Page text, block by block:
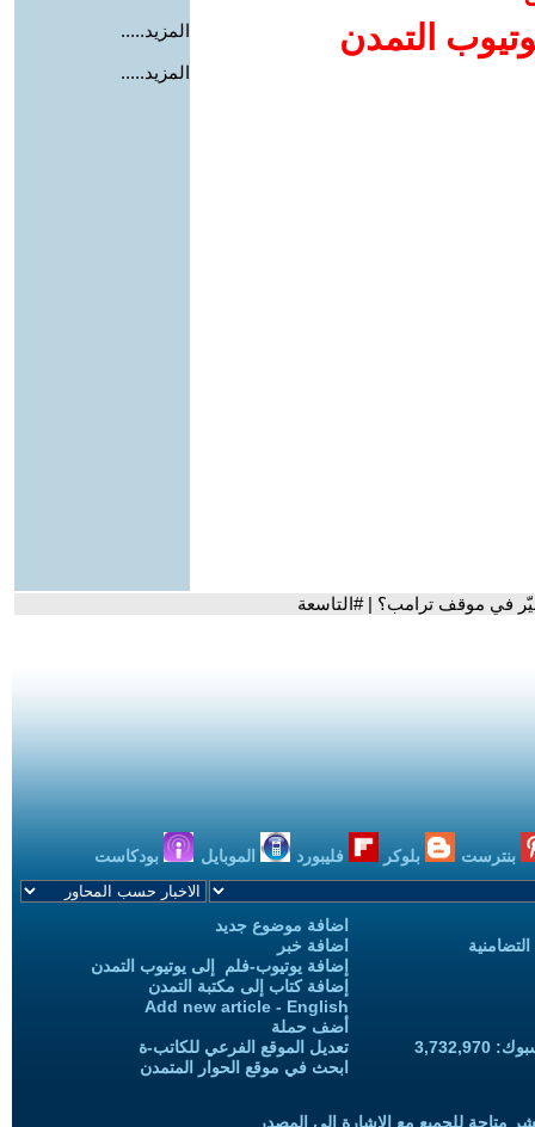
التمدن
المزيد.....
المزيد.....
في موقف ترامب؟ | #التاسعة
بنترست بلوكر فليبورد الموبايل بودكاست
اضافة موضوع جديد
اضافة خبر
إضافة يوتيوب-فلم إلى يوتيوب التمدن
إضافة كتاب إلى مكتبة التمدن
Add new article - English
أضف حملة
تعديل الموقع الفرعي للكاتب-ة
ابحث في موقع الحوار المتمدن
متاحة للجميع مع الإشارة إلى المصدر